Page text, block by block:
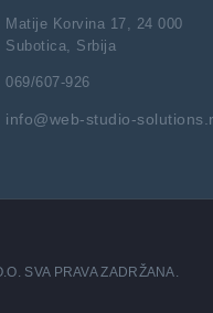
Matije Korvina 17, 24 000
Subotica, Srbija
069/607-926
info@web-studio-
SVA PRAVA ZADRŽANA.